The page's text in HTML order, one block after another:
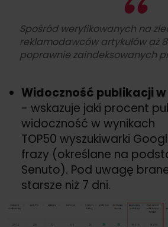
Spośród weryfikowanych na
reklamodawców artykułów aż
poprawnie zaindeksowanych
Widoczność publikacji w
- wskazuje jaki procent
widoczność w wynikach
TOP50 wyszukiwarki
frazy (określane na
Senuto). Pod uwagę
starsze niż 7 dni.